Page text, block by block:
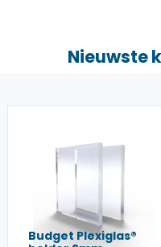
Nieuwste
Budget Plexiglas®